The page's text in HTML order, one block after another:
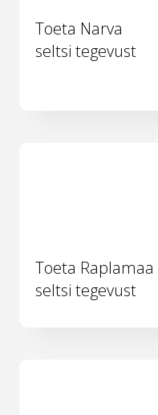
Toeta Narva
seltsi tegevust
Toeta Raplamaa
seltsi tegevust